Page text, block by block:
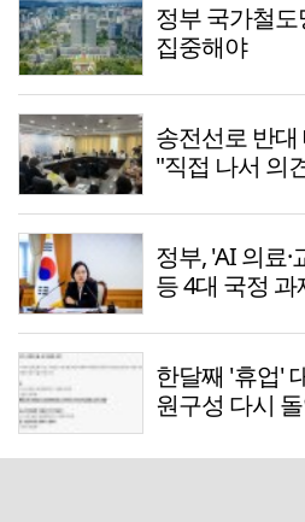
정부 국가철
집중해야
송전선로 반
"직접 나서 의
정부, 'AI 의료
등 4대 국정 과
한달째 '휴업'
원구성 다시